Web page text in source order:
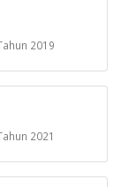
2019
2021